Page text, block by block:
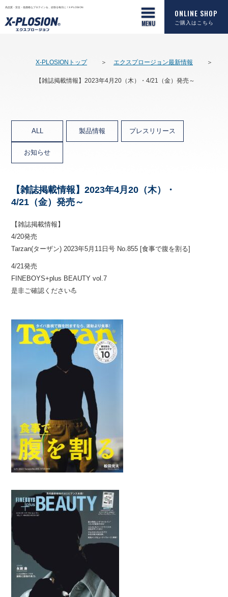
高品質・安全・低価格なプロテインを、頑張る毎日に！X-PLOSION
ONLINE SHOP
ご購入はこちら
X-PLOSIONトップ エクスプロージョン最新情報
【雑誌掲載情報】2023年4月20（木）・4/21（金）発売～
ALL 製品情報 プレスリリース
お知らせ
【雑誌掲載情報】2023年4月20（木）・
4/21（金）発売～
【雑誌掲載情報】
4/20発売
Tarzan(ターザン) 2023年5月11日号 No.855 [食事で腹を割る]
4/21発売
FINEBOYS+plus BEAUTY vol.7
是非ご確認ください💪